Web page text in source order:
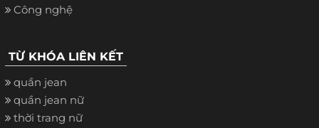
Công nghệ
TỪ KHÓA LIÊN KẾT
quần jean
quần jean nữ
thời trang nữ